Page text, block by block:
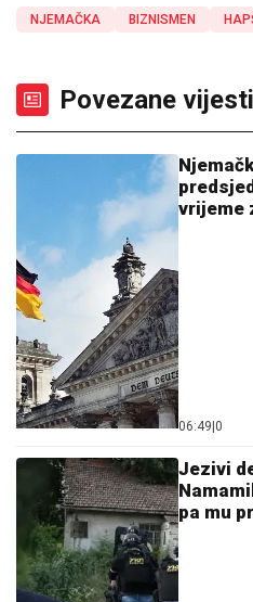
NJEMAČKA BIZNISMEN
Povezane vijesti
vrijeme
06:49 0
Jezivi
pa mu